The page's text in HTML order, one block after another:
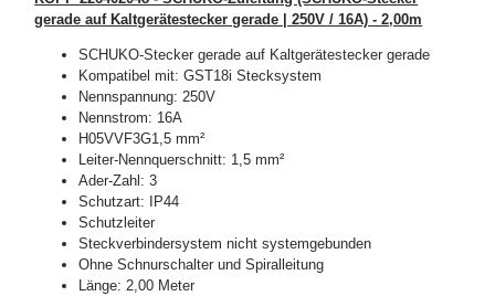
gerade auf Kaltgerätestecker gerade | 250V / 16A) - 2,00m
SCHUKO-Stecker gerade auf Kaltgerätestecker gerade
Kompatibel mit: GST18i Stecksystem
Nennspannung: 250V
Nennstrom: 16A
H05VVF3G1,5 mm²
Leiter-Nennquerschnitt: 1,5 mm²
Ader-Zahl: 3
Schutzart: IP44
Schutzleiter
Steckverbindersystem nicht systemgebunden
Ohne Schnurschalter und Spiralleitung
Länge: 2,00 Meter